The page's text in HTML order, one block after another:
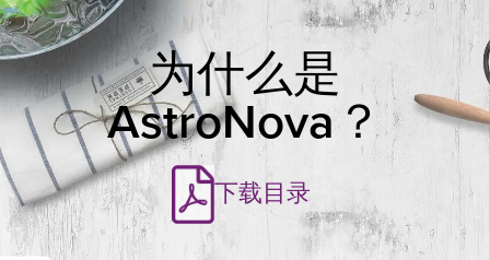
为什么是
AstroNova？
下载目录